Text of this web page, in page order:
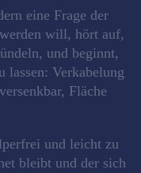
eine Frage der
will, hört auf,
und beginnt,
lassen: Verkabelung
Fläche
und leicht zu
bleibt und der sich